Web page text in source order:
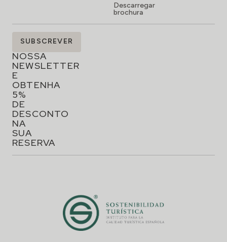
Descarregar
brochura
SUBSCREVA
NOSSA
NEWSLETTER
E
OBTENHA
5%
DE
DESCONTO
NA
SUA
RESERVA
SUBSCREVER